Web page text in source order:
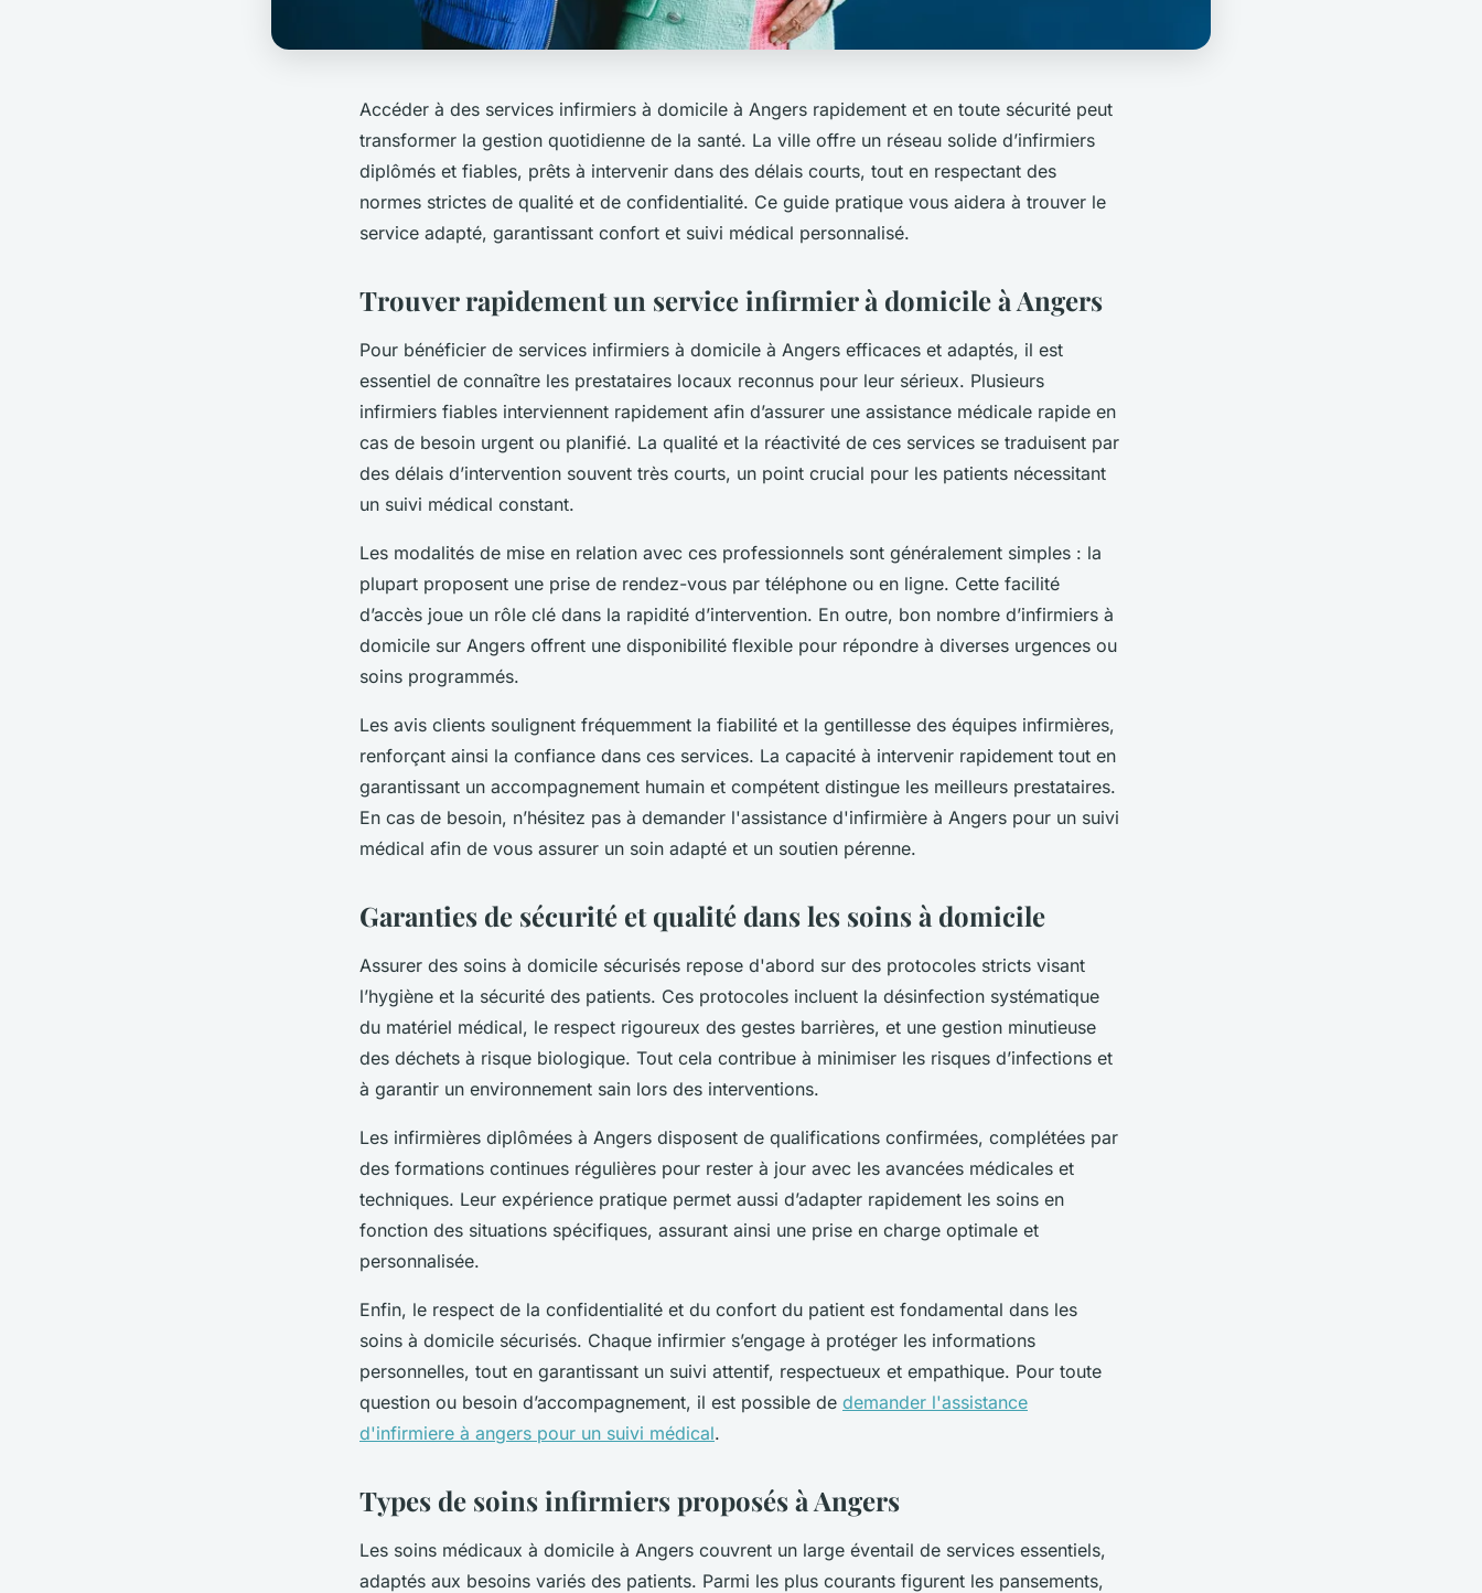
Accéder à des services infirmiers à domicile à Angers rapidement et en toute sécurité peut
transformer la gestion quotidienne de la santé. La ville offre un réseau solide d’infirmiers
diplômés et fiables, prêts à intervenir dans des délais courts, tout en respectant des
normes strictes de qualité et de confidentialité. Ce guide pratique vous aidera à trouver le
service adapté, garantissant confort et suivi médical personnalisé.
Trouver rapidement un service infirmier à domicile à Angers
Pour bénéficier de services infirmiers à domicile à Angers efficaces et adaptés, il est
essentiel de connaître les prestataires locaux reconnus pour leur sérieux. Plusieurs
infirmiers fiables interviennent rapidement afin d’assurer une assistance médicale rapide en
cas de besoin urgent ou planifié. La qualité et la réactivité de ces services se traduisent par
des délais d’intervention souvent très courts, un point crucial pour les patients nécessitant
un suivi médical constant.
Les modalités de mise en relation avec ces professionnels sont généralement simples : la
plupart proposent une prise de rendez-vous par téléphone ou en ligne. Cette facilité
d’accès joue un rôle clé dans la rapidité d’intervention. En outre, bon nombre d’infirmiers à
domicile sur Angers offrent une disponibilité flexible pour répondre à diverses urgences ou
soins programmés.
Les avis clients soulignent fréquemment la fiabilité et la gentillesse des équipes infirmières,
renforçant ainsi la confiance dans ces services. La capacité à intervenir rapidement tout en
garantissant un accompagnement humain et compétent distingue les meilleurs prestataires.
En cas de besoin, n’hésitez pas à demander l'assistance d'infirmière à Angers pour un suivi
médical afin de vous assurer un soin adapté et un soutien pérenne.
Garanties de sécurité et qualité dans les soins à domicile
Assurer des soins à domicile sécurisés repose d'abord sur des protocoles stricts visant
l’hygiène et la sécurité des patients. Ces protocoles incluent la désinfection systématique
du matériel médical, le respect rigoureux des gestes barrières, et une gestion minutieuse
des déchets à risque biologique. Tout cela contribue à minimiser les risques d’infections et
à garantir un environnement sain lors des interventions.
Les infirmières diplômées à Angers disposent de qualifications confirmées, complétées par
des formations continues régulières pour rester à jour avec les avancées médicales et
techniques. Leur expérience pratique permet aussi d’adapter rapidement les soins en
fonction des situations spécifiques, assurant ainsi une prise en charge optimale et
personnalisée.
Enfin, le respect de la confidentialité et du confort du patient est fondamental dans les
soins à domicile sécurisés. Chaque infirmier s’engage à protéger les informations
personnelles, tout en garantissant un suivi attentif, respectueux et empathique. Pour toute
question ou besoin d’accompagnement, il est possible de demander l'assistance
d'infirmiere à angers pour un suivi médical.
Types de soins infirmiers proposés à Angers
Les soins médicaux à domicile à Angers couvrent un large éventail de services essentiels,
adaptés aux besoins variés des patients. Parmi les plus courants figurent les pansements,